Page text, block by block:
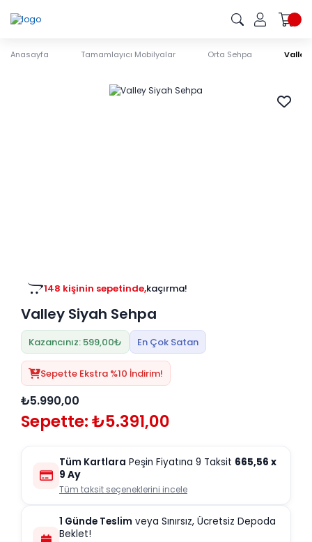
Anasayfa Tamamlayıcı Mobilyalar Orta Sehpa Valley
148 kişinin sepetinde,kaçırma!
Valley Siyah Sehpa
Kazancınız: 599,00₺ En Çok Satan
Sepette Ekstra %10 İndirim!
₺5.990,00
Sepette: ₺5.391,00
Tüm Kartlara Peşin Fiyatına 9 Taksit 665,56 x
9 Ay
Tüm taksit seçeneklerini incele
1 Günde Teslim veya Sınırsız, Ücretsiz Depoda
Beklet!